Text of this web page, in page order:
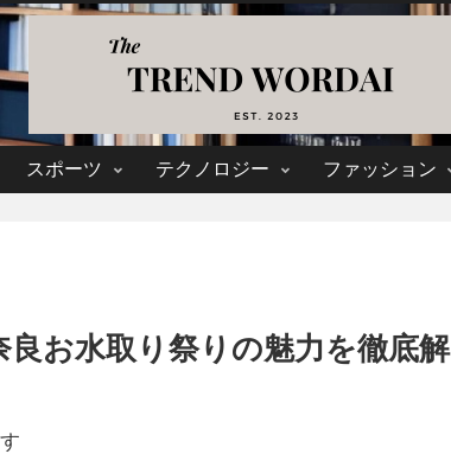
スポーツ テクノロジー ファッション
お水取り祭りの魅力を徹底解